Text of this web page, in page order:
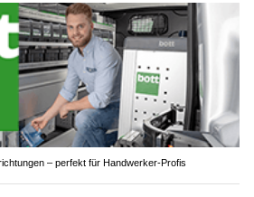
– perfekt für Handwerker-Profis